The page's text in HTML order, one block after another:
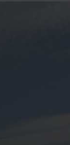
anfordern. Als
Mit Absenden des